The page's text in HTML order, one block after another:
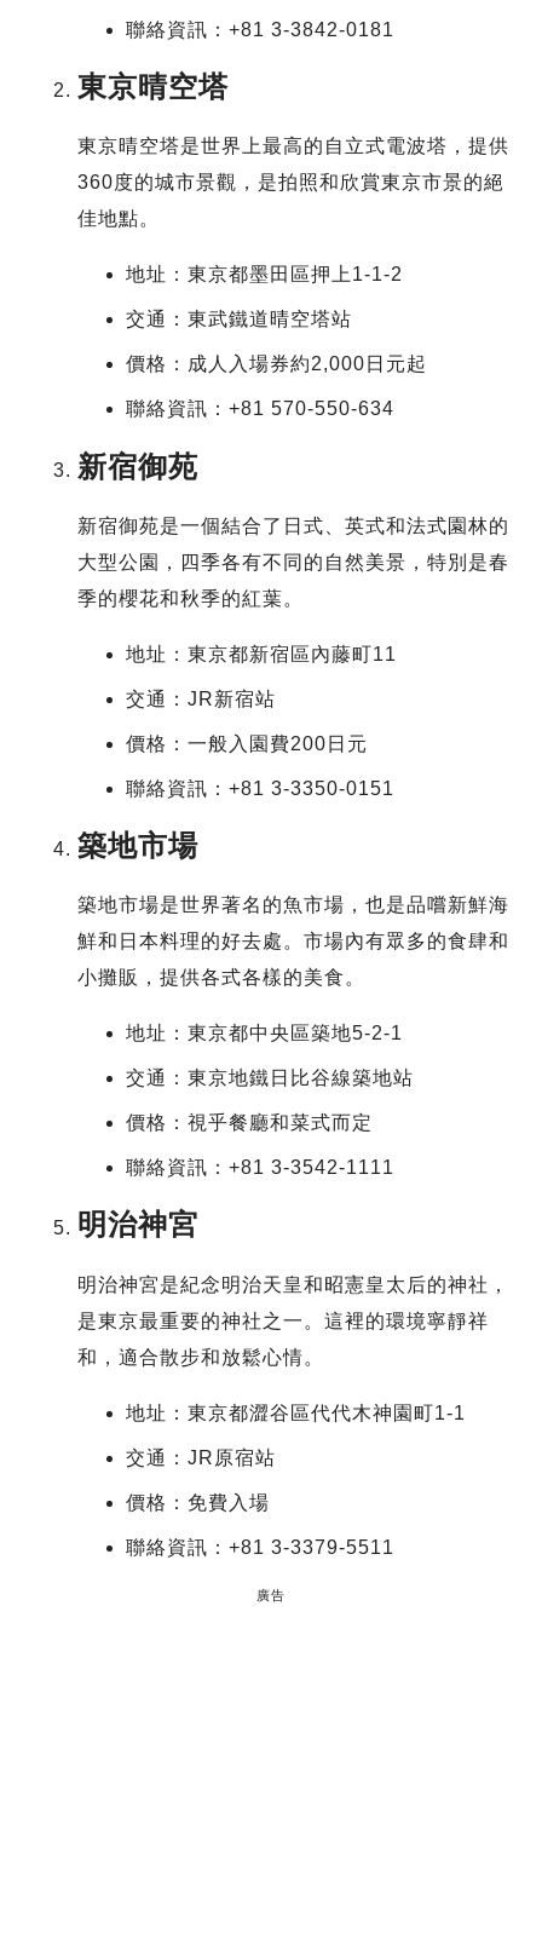
聯絡資訊：+81 3-3842-0181
東京晴空塔
東京晴空塔是世界上最高的自立式電波塔，提供
360度的城市景觀，是拍照和欣賞東京市景的絕
佳地點。
地址：東京都墨田區押上1-1-2
交通：東武鐵道晴空塔站
價格：成人入場券約2,000日元起
聯絡資訊：+81 570-550-634
新宿御苑
新宿御苑是一個結合了日式、英式和法式園林的
大型公園，四季各有不同的自然美景，特別是春
季的櫻花和秋季的紅葉。
地址：東京都新宿區內藤町11
交通：JR新宿站
價格：一般入園費200日元
聯絡資訊：+81 3-3350-0151
築地市場
築地市場是世界著名的魚市場，也是品嚐新鮮海
鮮和日本料理的好去處。市場內有眾多的食肆和
小攤販，提供各式各樣的美食。
地址：東京都中央區築地5-2-1
交通：東京地鐵日比谷線築地站
價格：視乎餐廳和菜式而定
聯絡資訊：+81 3-3542-1111
明治神宮
明治神宮是紀念明治天皇和昭憲皇太后的神社，
是東京最重要的神社之一。這裡的環境寧靜祥
和，適合散步和放鬆心情。
地址：東京都澀谷區代代木神園町1-1
交通：JR原宿站
價格：免費入場
聯絡資訊：+81 3-3379-5511
廣告